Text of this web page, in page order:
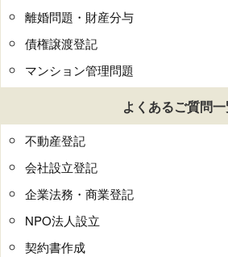
離婚問題・財産分与
債権譲渡登記
マンション管理問題
よくあるご質問
不動産登記
会社設立登記
企業法務・商業登記
NPO法人設立
契約書作成